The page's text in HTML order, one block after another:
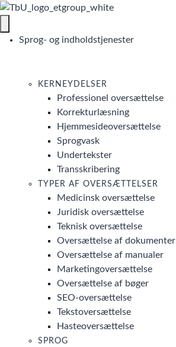
Sprog- og indholdstjenester
KERNEYDELSER
Professionel oversættelse
Korrekturlæsning
Hjemmesideoversættelse
Sprogvask
Undertekster
Transskribering
TYPER AF OVERSÆTTELSER
Medicinsk oversættelse
Juridisk oversættelse
Teknisk oversættelse
Oversættelse af dokumenter
Oversættelse af manualer
Marketingoversættelse
Oversættelse af bøger
SEO-oversættelse
Tekstoversættelse
Hasteoversættelse
SPROG